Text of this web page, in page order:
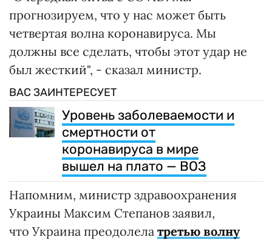
прогнозируем, что у нас может быть
четвертая волна коронавируса. Мы
должны все сделать, чтобы этот удар не
был жесткий", - сказал министр.
ВАС ЗАИНТЕРЕСУЕТ
Уровень заболеваемости и
смертности от
коронавируса в мире
вышел на плато — ВОЗ
Напомним, министр здравоохранения
Украины Максим Степанов заявил,
что Украина преодолела третью волну